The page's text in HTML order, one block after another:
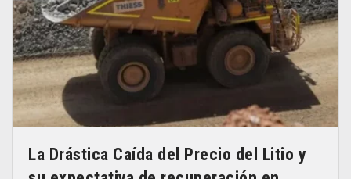
La Drástica Caída del Precio del Litio y